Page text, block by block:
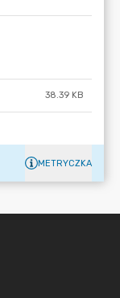
38.39 KB
METRYCZKA